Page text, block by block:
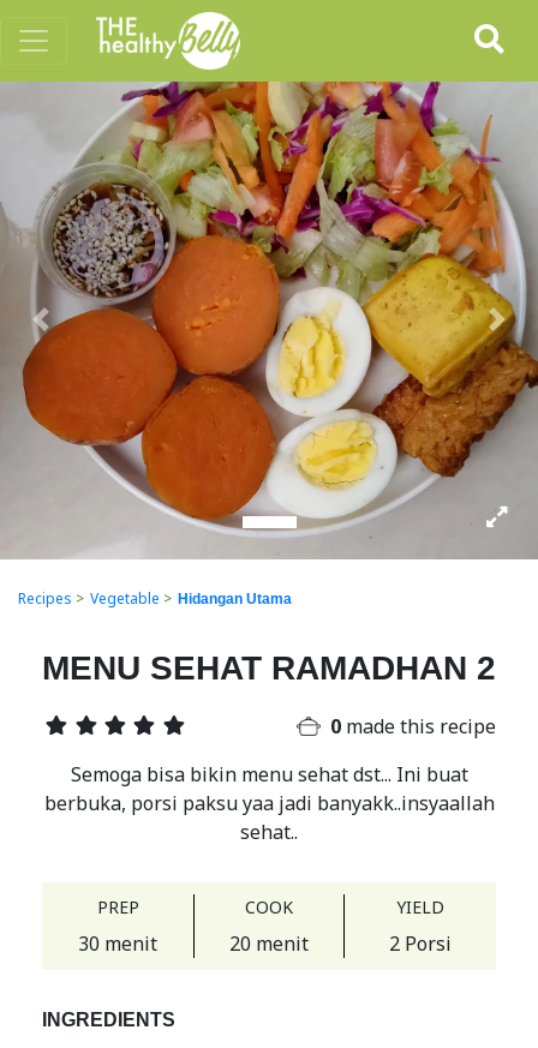
Previous Next
Recipes > Vegetable > Hidangan Utama
MENU SEHAT RAMADHAN 2
0 made this recipe
Semoga bisa bikin menu sehat dst... Ini buat
berbuka, porsi paksu yaa jadi banyakk..insyaallah
sehat..
PREP
30 menit
COOK
20 menit
YIELD
2 Porsi
INGREDIENTS